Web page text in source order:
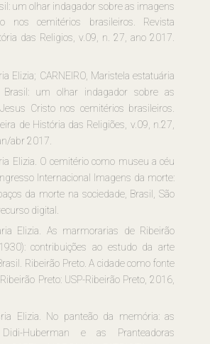
um olhar indagador sobre as imagens
nos cemitérios brasileiros. Revista
das Religios, v.09, n. 27, ano 2017.
Elizia; CARNEIRO, Maristela estatuária
Brasil: um olhar indagador sobre as
Cristo nos cemitérios brasileiros.
de História das Religiões, v.09, n.27,
abr 2017.
Elizia. O cemitério como museu a céu
Internacional Imagens da morte:
da morte na sociedade, Brasil, São
digital.
Elizia. As marmorarias de Ribeirão
contribuições ao estudo da arte
Ribeirão Preto. A cidade como fonte
Preto: USP-Ribeirão Preto, 2016,
Elizia. No panteão da memória: as
Huberman e as Pranteadoras